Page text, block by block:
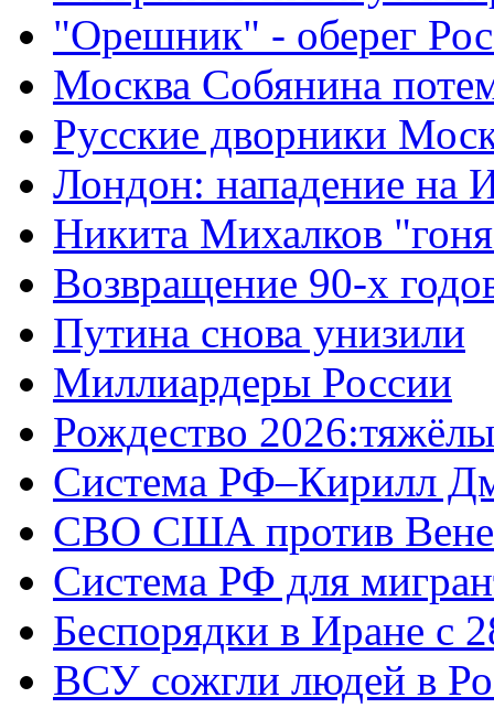
"Орешник" - оберег
Москва Собянина
Русские дворники
Лондон: нападение на
Никита Михалков
Возвращение 90-х
Путина снова унизили
Миллиардеры России
Рождество
Система РФ–Кирилл
СВО США против
Система РФ для
Беспорядки в Иране с
ВСУ сожгли людей в